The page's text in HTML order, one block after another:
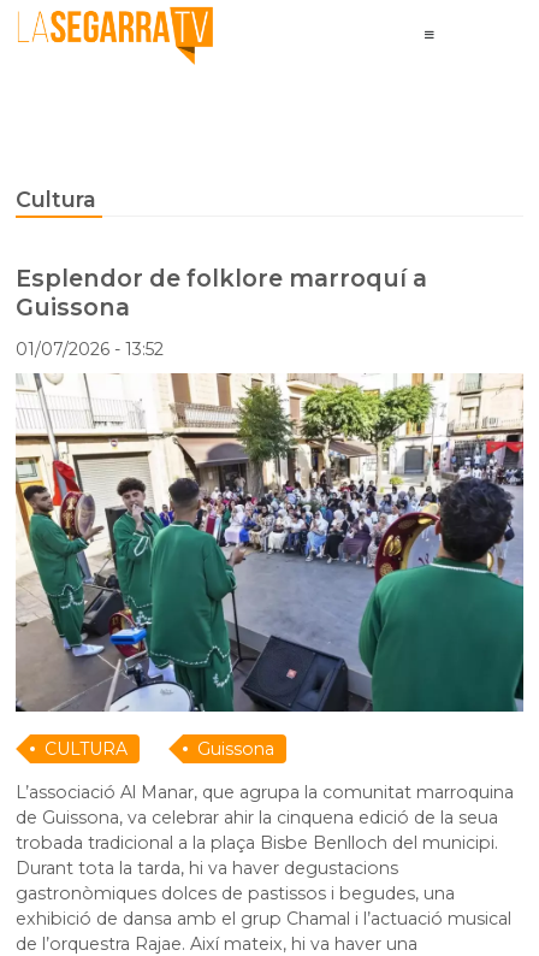
Cultura
Esplendor de folklore marroquí a
Guissona
01/07/2026- 13:52
CULTURA
Guissona
L’associació Al Manar, que agrupa la comunitat marroquina
de Guissona, va celebrar ahir la cinquena edició de la seua
trobada tradicional a la plaça Bisbe Benlloch del municipi.
Durant tota la tarda, hi va haver degustacions
gastronòmiques dolces de pastissos i begudes, una
exhibició de dansa amb el grup Chamal i l’actuació musical
de l’orquestra Rajae. Així mateix, hi va haver una